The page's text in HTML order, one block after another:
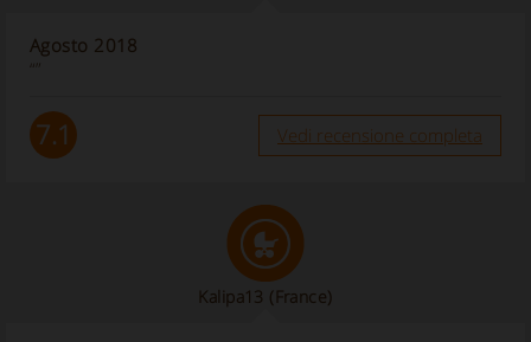
Agosto 2018
“”
7.1 Vedi recensione completa
Kalipa13 (France)